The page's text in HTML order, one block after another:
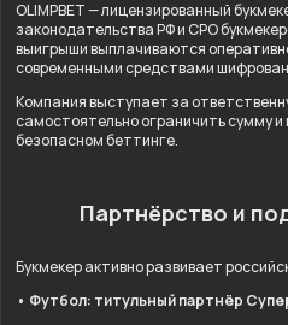
OLIMPBET — лицензированный
законодательства РФ и СРО
выигрыши выплачиваются
современными средствами
Компания выступает за
самостоятельно ограничить сумму
безопасном беттинге.
Партнёрство и
Букмекер активно развивает
• Футбол: титульный партнёр